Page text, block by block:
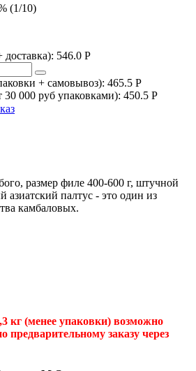
(1/10)
546.0 P
+ самовывоз): 465.5 P
30 000 руб упаковками): 450.5 P
размер филе 400-600 г, штучной
азиатский палтус - это один из
камбаловых.
кг (менее упаковки) возможно
предварительному заказу через